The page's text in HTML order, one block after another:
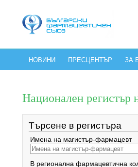
НОВИНИ ПРЕСЦЕНТЪР ЗА
Национален
Търсене в регистъра
Имена на магистър-фармацевт
В регионална фармацевтична